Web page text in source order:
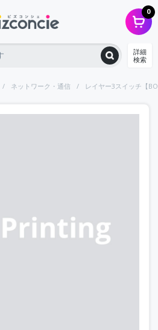
0
詳細
検索
ネットワーク・通信 レイヤー3スイッチ【